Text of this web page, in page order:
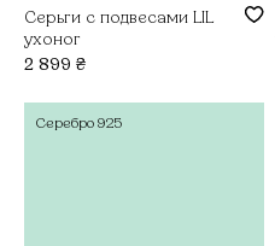
Серьги с подвесами LIL
ухоног
2 899 ₴
Серебро 925